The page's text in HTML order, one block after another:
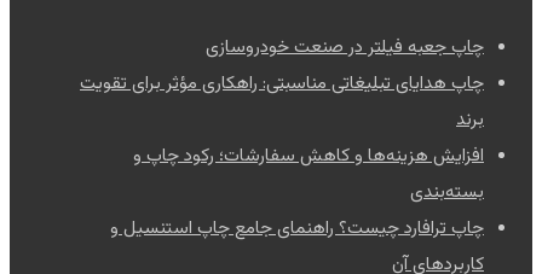
چاپ جعبه فیلتر در صنعت خودروسازی
چاپ هدایای تبلیغاتی مناسبتی: راهکاری مؤثر برای تقویت
برند
افزایش هزینه‌ها و کاهش سفارشات؛ رکود چاپ و
بسته‌بندی
چاپ ترافارد چیست؟ راهنمای جامع چاپ استنسیل و
کاربردهای آن